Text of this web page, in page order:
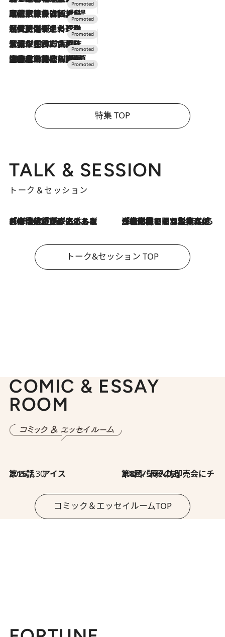
2026.7.31
【ホテル帰省】という選択肢をOMOが提案。家族とほどよい距離を保つには「昼は実家、夜は気兼ねなくホテルで！」
2026.7.24
【夏限定ディナーコース】旬を迎える稚鮎や花ズッキーニなどをイタリア・トスカーナの郷土料理の手法で満喫！
2026.7.17
「土佐和ハーブかき氷」がOMO7高知に登場！生姜、山椒、大葉など目にも舌にも涼を呼ぶ郷土の味
2026.7.10
NEW OPEN！【界 草津】名湯の地に誕生。趣の異なる2種の温泉と上州ならではの会席・蕎麦割烹など美食を味わう究極の癒やし旅
特集 TOP
TALK & SESSION
トーク＆セッション
2026.8.3
「今後値上げがあるとすれば…」「リスクがあるのは今年の冬」エネルギー専門家が語る、ホルムズ海峡封鎖が家庭にもたらす“ある心配” 2026.8.3
「住宅建てられない…」「サーチャージ料の高値が続いている」ホルムズ海峡封鎖による影響はいつまで続く？《エネルギー専門家に聞く“どうなる日本の暮らし”》
トーク&セッション TOP
COMIC & ESSAY
ROOM
2026.7.30
第15話 アイス 2026.7.30
第8回「同人誌即売会にチャレンジ その2」
コミック＆エッセイルームTOP